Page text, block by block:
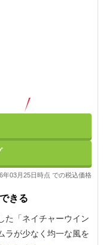
03月25日時点 での税込価格
きる
た「ネイチャーウイン
ラが少なく均一な風を